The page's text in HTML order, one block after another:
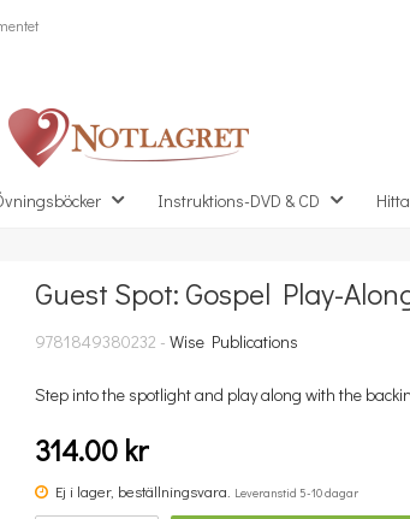
Instruktions-DVD & CD
Missa inte detta...
Guest Spot: Gospel Play-
9781849380232 - Wise Publications
Step into the spotlight and play along with the
314.00 kr
Ej i lager, beställningsvara. Leveranstid 5-10 dagar